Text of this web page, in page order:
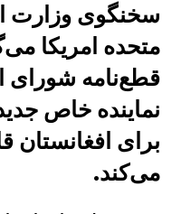
سخنگوی وزارت
متحده امریکا
قطع‌نامه شورای
نماینده خاص
برای افغانستان
می‌کند.